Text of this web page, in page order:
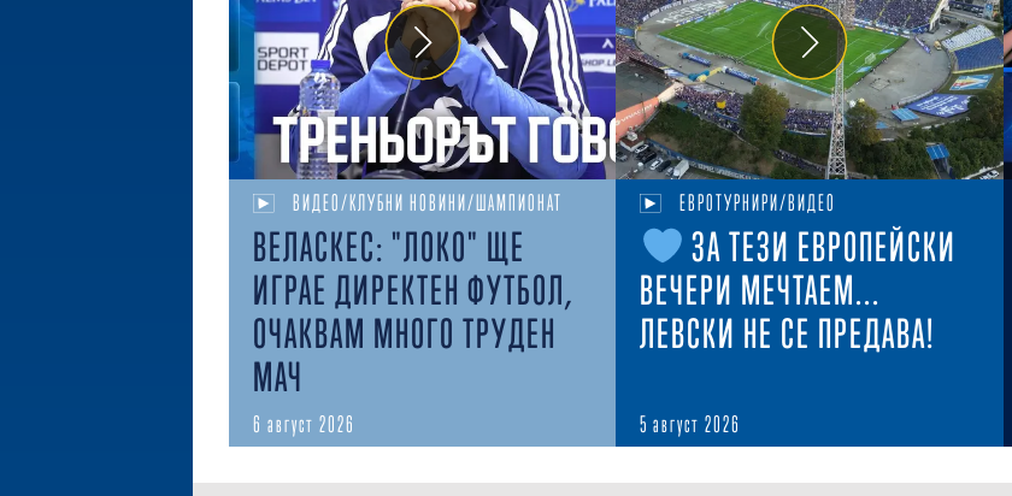
ВИДЕО/КЛУБНИ НОВИНИ/ШАМПИОНАТ
ВЕЛАСКЕС: "ЛОКО" ЩЕ
ИГРАЕ ДИРЕКТЕН ФУТБОЛ,
ОЧАКВАМ МНОГО ТРУДЕН
МАЧ
6 август 2026
ЕВРОТУРНИРИ/ВИДЕО
ЗА ТЕЗИ ЕВРОПЕЙСКИ
ВЕЧЕРИ МЕЧТАЕМ...
ЛЕВСКИ НЕ СЕ ПРЕДАВА!
5 август 2026